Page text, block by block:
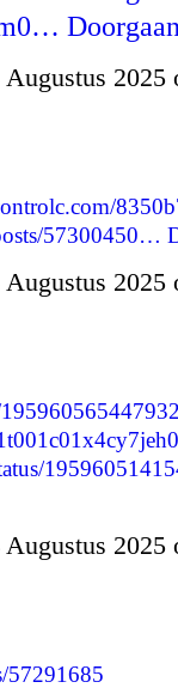
Augustus
57300450…
Augustus
Augustus
57291685